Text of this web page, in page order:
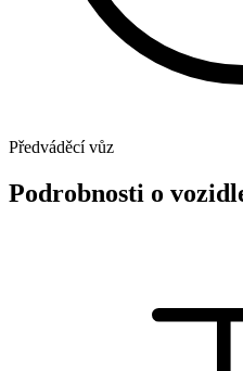
Předváděcí vůz
Podrobnosti o